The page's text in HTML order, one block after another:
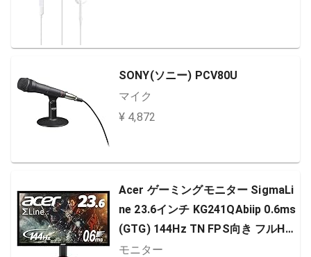
SONY(ソニー) PCV80U
マイク
¥ 4,872
Acer ゲーミングモニター SigmaLi
ne 23.6インチ KG241QAbiip 0.6ms
(GTG) 144Hz TN FPS向き フルHD
FreeSync HDMIx2 ブルーライト軽
モニター